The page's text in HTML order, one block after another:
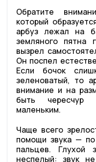
Обратите
который
арбуз лежал на
земляного
вызрел
Он поспел
Если бочок
зеленоватый, то
внимание и на
быть чересчур
маленьким.
Чаще всего
помощи звука —
пальцев. Глухой
неспелый: звук